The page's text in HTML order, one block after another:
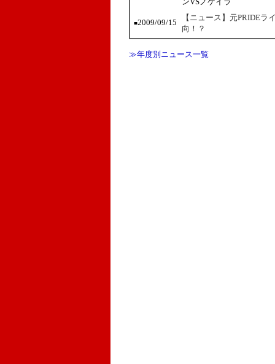
■2009/09/15
【ニュース】元PRIDE
向！？
≫年度別ニュース一覧